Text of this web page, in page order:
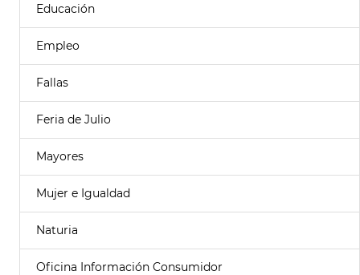
Educación
Empleo
Fallas
Feria de Julio
Mayores
Mujer e Igualdad
Naturia
Oficina Información Consumidor